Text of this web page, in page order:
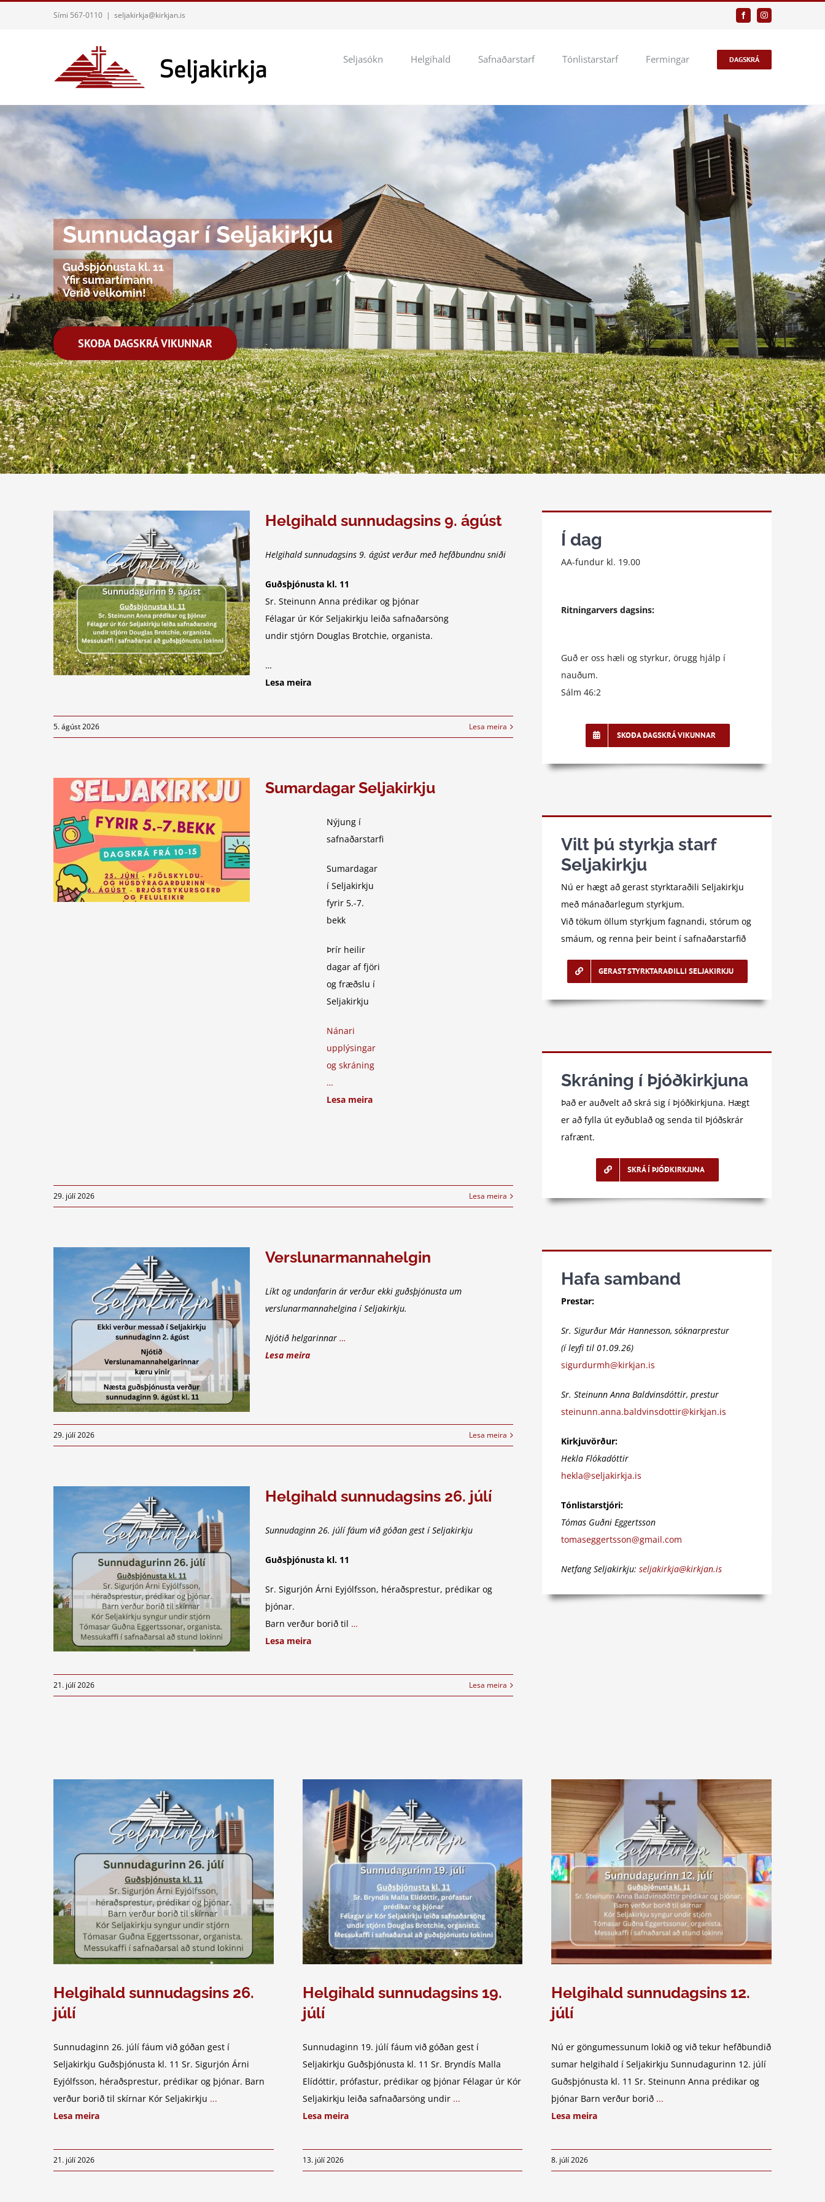
Sími 567-0110 | seljakirkja@kirkjan.is FacebookInstagram
Seljasókn Helgihald Safnaðarstarf Tónlistarstarf Fermingar DAGSKRÁ
Sunnudagar í Seljakirkju
Guðsþjónusta kl. 11
Yfir sumartímann
Verið velkomin!
SKOÐA DAGSKRÁ VIKUNNAR
Helgihald sunnudagsins 9. ágúst
Helgihald sunnudagsins 9. ágúst verður með hefðbundnu sniði
Guðsþjónusta kl. 11
Sr. Steinunn Anna prédikar og þjónar
Félagar úr Kór Seljakirkju leiða safnaðarsöng
undir stjórn Douglas Brotchie, organista.
…
Lesa meira
5. ágúst 2026 Lesa meira
Sumardagar Seljakirkju
Nýjung í
safnaðarstarfi
Sumardagar
í Seljakirkju
fyrir 5.-7.
bekk
Þrír heilir
dagar af fjöri
og fræðslu í
Seljakirkju
Nánari
upplýsingar
og skráning
…
Lesa meira
29. júlí 2026 Lesa meira
Verslunarmannahelgin
Líkt og undanfarin ár verður ekki guðsþjónusta um
verslunarmannahelgina í Seljakirkju.
Njótið helgarinnar …
Lesa meira
29. júlí 2026 Lesa meira
Helgihald sunnudagsins 26. júlí
Sunnudaginn 26. júlí fáum við góðan gest í Seljakirkju
Guðsþjónusta kl. 11
Sr. Sigurjón Árni Eyjólfsson, héraðsprestur, prédikar og
þjónar.
Barn verður borið til …
Lesa meira
21. júlí 2026 Lesa meira
Í dag
AA-fundur kl. 19.00
Ritningarvers dagsins:
Guð er oss hæli og styrkur, örugg hjálp í
nauðum.
Sálm 46:2
SKOÐA DAGSKRÁ VIKUNNAR
Vilt þú styrkja starf
Seljakirkju
Nú er hægt að gerast styrktaraðili Seljakirkju
með mánaðarlegum styrkjum.
Við tökum öllum styrkjum fagnandi, stórum og
smáum, og renna þeir beint í safnaðarstarfið
GERAST STYRKTARAÐILLI SELJAKIRKJU
Skráning í Þjóðkirkjuna
Það er auðvelt að skrá sig í Þjóðkirkjuna. Hægt
er að fylla út eyðublað og senda til Þjóðskrár
rafrænt.
SKRÁ Í ÞJÓÐKIRKJUNA
Hafa samband
Prestar:
Sr. Sigurður Már Hannesson, sóknarprestur
(í leyfi til 01.09.26)
sigurdurmh@kirkjan.is
Sr. Steinunn Anna Baldvinsdóttir, prestur
steinunn.anna.baldvinsdottir@kirkjan.is
Kirkjuvörður:
Hekla Flókadóttir
hekla@seljakirkja.is
Tónlistarstjóri:
Tómas Guðni Eggertsson
tomaseggertsson@gmail.com
Netfang Seljakirkju: seljakirkja@kirkjan.is
Helgihald sunnudagsins 26.
júlí
Sunnudaginn 26. júlí fáum við góðan gest í
Seljakirkju Guðsþjónusta kl. 11 Sr. Sigurjón Árni
Eyjólfsson, héraðsprestur, prédikar og þjónar. Barn
verður borið til skírnar Kór Seljakirkju ...
Lesa meira
21. júlí 2026
Helgihald sunnudagsins 19.
júlí
Sunnudaginn 19. júlí fáum við góðan gest í
Seljakirkju Guðsþjónusta kl. 11 Sr. Bryndís Malla
Elídóttir, prófastur, prédikar og þjónar Félagar úr Kór
Seljakirkju leiða safnaðarsöng undir...
Lesa meira
13. júlí 2026
Helgihald sunnudagsins 12.
júlí
Nú er göngumessunum lokið og við tekur hefðbundið
sumar helgihald í Seljakirkju Sunnudagurinn 12. júlí
Guðsþjónusta kl. 11 Sr. Steinunn Anna prédikar og
þjónar Barn verður borið ...
Lesa meira
8. júlí 2026